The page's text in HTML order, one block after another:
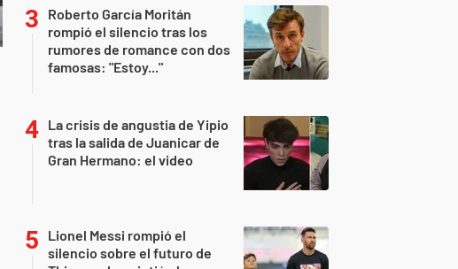
Roberto García Moritán
rompió el silencio tras los
rumores de romance con dos
famosas: "Estoy..."
La crisis de angustia de Yipio
tras la salida de Juanicar de
Gran Hermano: el video
Lionel Messi rompió el
silencio sobre el futuro de